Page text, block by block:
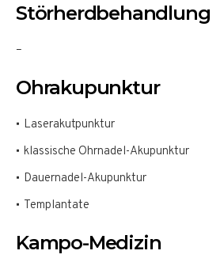
Störherdbehandlung
–
Ohrakupunktur
Laserakutpunktur
klassische Ohrnadel-Akupunktur
Dauernadel-Akupunktur
Templantate
Kampo-Medizin